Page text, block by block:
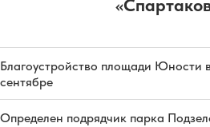
Благоустройство площади Юности
сентябре
Определен подрядчик парка